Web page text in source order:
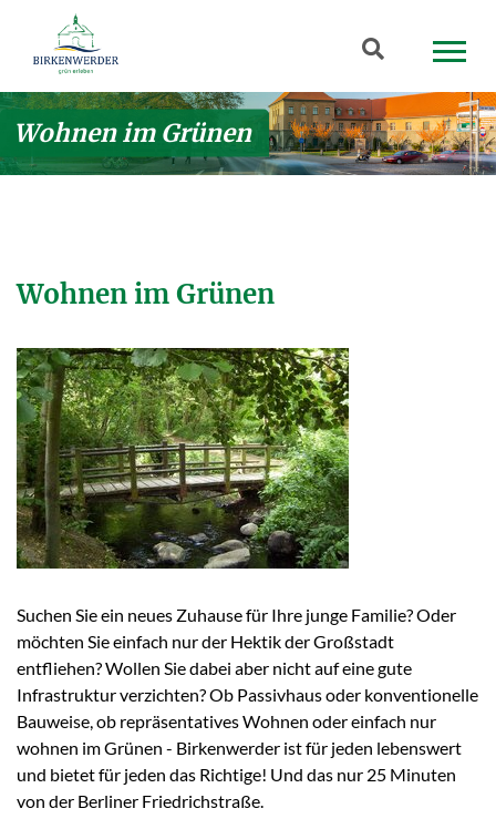
Zum Hauptinhalt springen
Suchbegriff
Wohnen im Grünen
Wohnen im Grünen
Suchen Sie ein neues Zuhause für Ihre junge Familie? Oder
möchten Sie einfach nur der Hektik der Großstadt
entfliehen? Wollen Sie dabei aber nicht auf eine gute
Infrastruktur verzichten? Ob Passivhaus oder konventionelle
Bauweise, ob repräsentatives Wohnen oder einfach nur
wohnen im Grünen - Birkenwerder ist für jeden lebenswert
und bietet für jeden das Richtige! Und das nur 25 Minuten
von der Berliner Friedrichstraße.